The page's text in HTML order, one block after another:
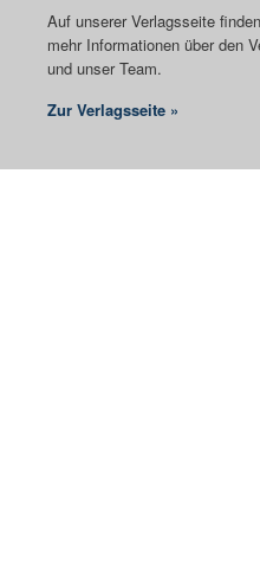
Auf unserer Verlagsseite
mehr Informationen über den
und unser Team.
Zur Verlagsseite »